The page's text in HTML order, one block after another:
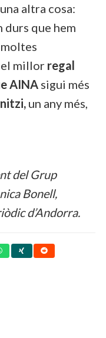
altra cosa:
durs que hem
millor regal
AINA sigui més
un any més,
del Grup
Bonell,
d’Andorra.